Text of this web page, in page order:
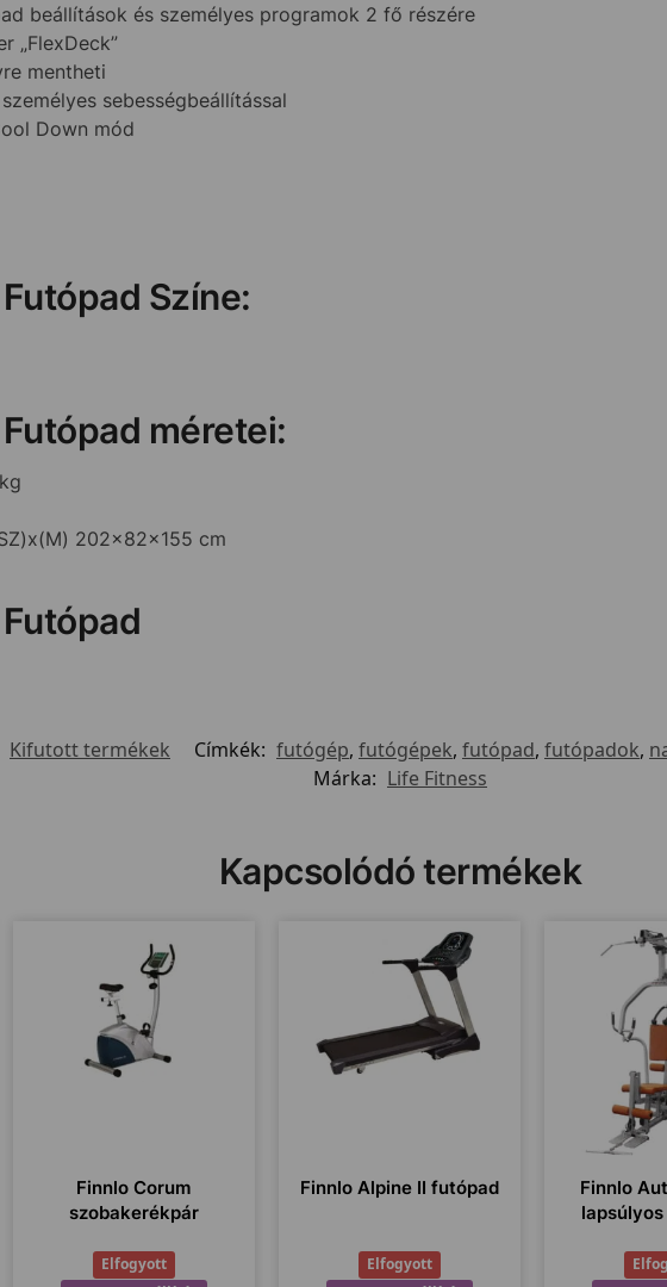
beállítások és személyes programok 2 fő részére
„FlexDeck”
mentheti
sebességbeállítással
Down mód
Színe:
méretei:
202x82x155 cm
Kifutott termékek Címkék: futógép, futógépek, futópad, futópadok,
Márka: Life Fitness
Kapcsolódó termékek
Finnlo Corum
szobakerékpár
Elfogyott
Finnlo Alpine II futópad
Elfogyott
Finnlo